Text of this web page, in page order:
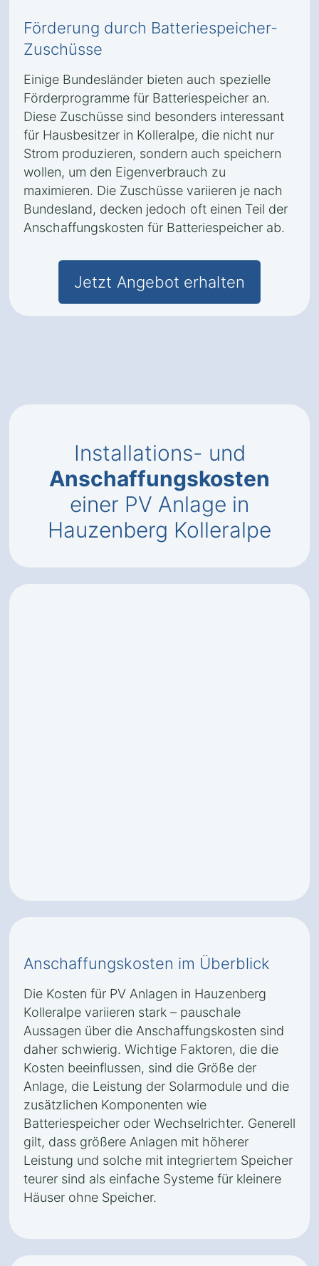
Förderung durch Batteriespeicher-
Zuschüsse
Einige Bundesländer bieten auch spezielle
Förderprogramme für Batteriespeicher an.
Diese Zuschüsse sind besonders interessant
für Hausbesitzer in Kolleralpe, die nicht nur
Strom produzieren, sondern auch speichern
wollen, um den Eigenverbrauch zu
maximieren. Die Zuschüsse variieren je nach
Bundesland, decken jedoch oft einen Teil der
Anschaffungskosten für Batteriespeicher ab.
Jetzt Angebot erhalten
Installations- und
Anschaffungskosten
einer PV Anlage in
Hauzenberg Kolleralpe
Anschaffungskosten im Überblick
Die Kosten für PV Anlagen in Hauzenberg
Kolleralpe variieren stark – pauschale
Aussagen über die Anschaffungskosten sind
daher schwierig. Wichtige Faktoren, die die
Kosten beeinflussen, sind die Größe der
Anlage, die Leistung der Solarmodule und die
zusätzlichen Komponenten wie
Batteriespeicher oder Wechselrichter. Generell
gilt, dass größere Anlagen mit höherer
Leistung und solche mit integriertem Speicher
teurer sind als einfache Systeme für kleinere
Häuser ohne Speicher.